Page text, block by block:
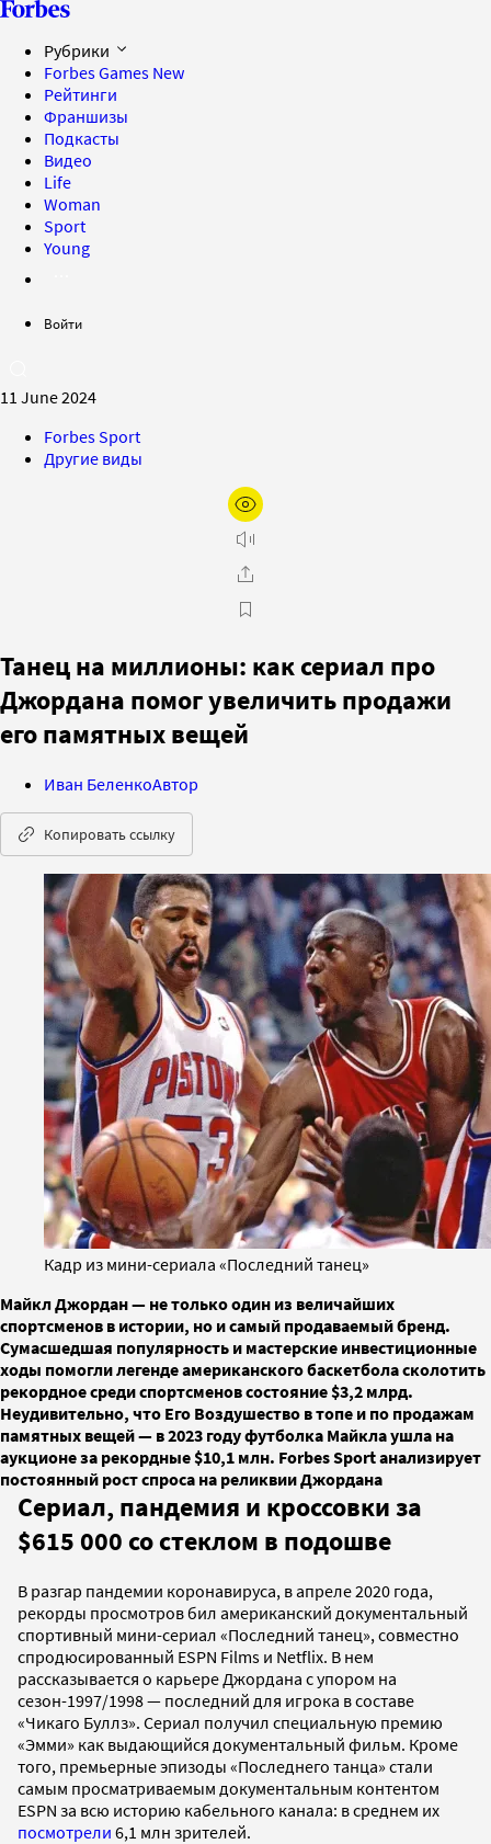
Рубрики
Forbes Games New
Рейтинги
Франшизы
Подкасты
Видео
Life
Woman
Sport
Young
Войти
11 June 2024
Forbes Sport
Другие виды
Танец на миллионы: как сериал про
Джордана помог увеличить продажи
его памятных вещей
Иван БеленкоАвтор
Копировать ссылку
Кадр из мини-сериала «Последний танец»
Майкл Джордан — не только один из величайших
спортсменов в истории, но и самый продаваемый бренд.
Сумасшедшая популярность и мастерские инвестиционные
ходы помогли легенде американского баскетбола сколотить
рекордное среди спортсменов состояние $3,2 млрд.
Неудивительно, что Его Воздушество в топе и по продажам
памятных вещей — в 2023 году футболка Майкла ушла на
аукционе за рекордные $10,1 млн. Forbes Sport анализирует
постоянный рост спроса на реликвии Джордана
Сериал, пандемия и кроссовки за
$615 000 со стеклом в подошве
В разгар пандемии коронавируса, в апреле 2020 года,
рекорды просмотров бил американский документальный
спортивный мини-сериал «Последний танец», совместно
спродюсированный ESPN Films и Netflix. В нем
рассказывается о карьере Джордана с упором на
сезон-1997/1998 — последний для игрока в составе
«Чикаго Буллз». Сериал получил специальную премию
«Эмми» как выдающийся документальный фильм. Кроме
того, премьерные эпизоды «Последнего танца» стали
самым просматриваемым документальным контентом
ESPN за всю историю кабельного канала: в среднем их
посмотрели 6,1 млн зрителей.